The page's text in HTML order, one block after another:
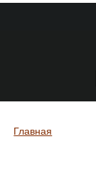
Вы здесь
Главная